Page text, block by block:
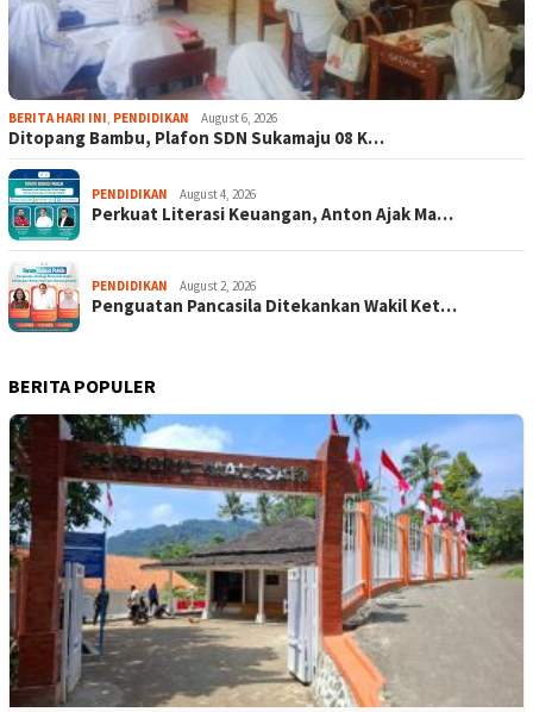
BERITA HARI INI, PENDIDIKAN August 6, 2026
Ditopang Bambu, Plafon SDN Sukamaju 08 K…
PENDIDIKAN August 4, 2026
Perkuat Literasi Keuangan, Anton Ajak Ma…
PENDIDIKAN August 2, 2026
Penguatan Pancasila Ditekankan Wakil Ket…
BERITA POPULER